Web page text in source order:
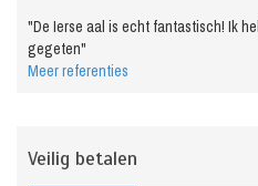
"De Ierse aal is echt fantastisch! Ik
gegeten"
Meer referenties
Veilig betalen